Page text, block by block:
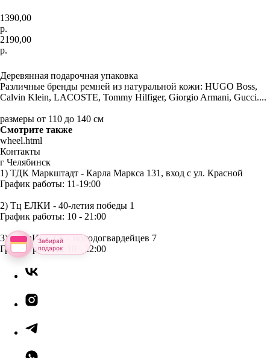
1390,00
р.
2190,00
р.
Деревянная подарочная упаковка
Различные бренды ремней из натуральной кожи: HUGO Boss,
Calvin Klein, LACOSTE, Tommy Hilfiger, Giorgio Armani, Gucci....
размеры от 110 до 140 см
Смотрите также
wheel.html
Забирай
подарок
Контакты
г Челябинск
1) ТДК Маркштадт - Карла Маркса 131, вход с ул. Красной
График работы: 11-19:00
2) Тц ЕЛКИ - 40-летия победы 1
График работы: 10 - 21:00
3) Тц ФИЕСТА - молодогвардейцев 7
График работы: 10 - 22:00